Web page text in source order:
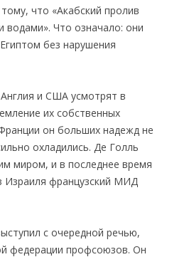
что «Акабский пролив
Что означало: они
без нарушения
и США усмотрят в
их собственных
он больших надежд не
охладились. Де Голль
миром, и в последнее время
Израиля французский МИД
с очередной речью,
федерации профсоюзов. Он